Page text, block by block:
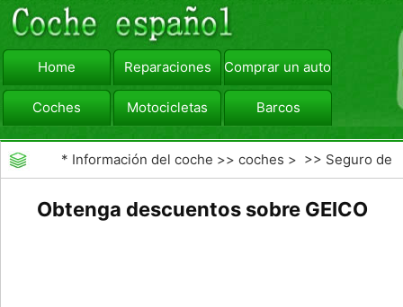
Home Reparaciones Comprar un automóvil
Coches Motocicletas Barcos
viajar Camiones
* Información del coche >>coches > >> Seguro de
Obtenga descuentos sobre GEICO